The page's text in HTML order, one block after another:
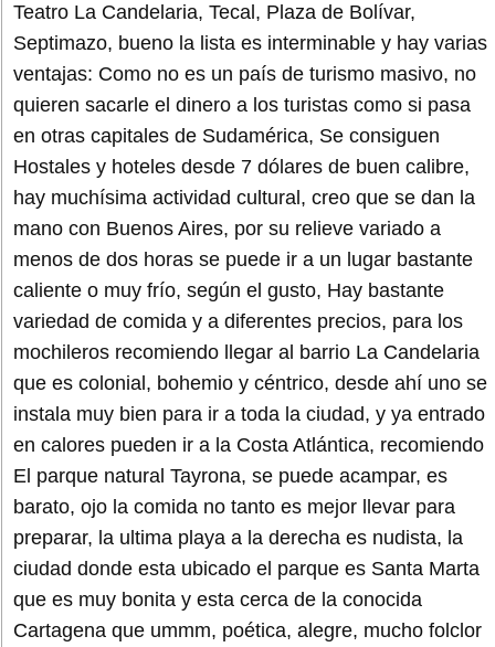
Teatro La Candelaria, Tecal, Plaza de Bolívar,
Septimazo, bueno la lista es interminable y hay varias
ventajas: Como no es un país de turismo masivo, no
quieren sacarle el dinero a los turistas como si pasa
en otras capitales de Sudamérica, Se consiguen
Hostales y hoteles desde 7 dólares de buen calibre,
hay muchísima actividad cultural, creo que se dan la
mano con Buenos Aires, por su relieve variado a
menos de dos horas se puede ir a un lugar bastante
caliente o muy frío, según el gusto, Hay bastante
variedad de comida y a diferentes precios, para los
mochileros recomiendo llegar al barrio La Candelaria
que es colonial, bohemio y céntrico, desde ahí uno se
instala muy bien para ir a toda la ciudad, y ya entrado
en calores pueden ir a la Costa Atlántica, recomiendo
El parque natural Tayrona, se puede acampar, es
barato, ojo la comida no tanto es mejor llevar para
preparar, la ultima playa a la derecha es nudista, la
ciudad donde esta ubicado el parque es Santa Marta
que es muy bonita y esta cerca de la conocida
Cartagena que ummm, poética, alegre, mucho folclor